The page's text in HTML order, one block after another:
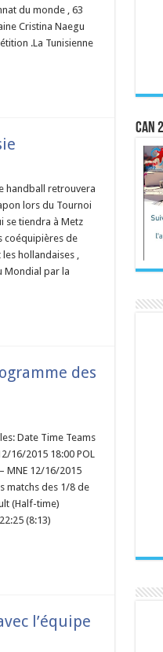
du monde , 63
Cristina Naegu
.La Tunisienne
handball retrouvera
lors du Tournoi
se tiendra à Metz
coéquipières de
hollandaises ,
Mondial par la
des
Date Time Teams
16/2015 18:00 POL
MNE 12/16/2015
matchs des 1/8 de
(Half-time)
(8:13)
l’équipe
CAN